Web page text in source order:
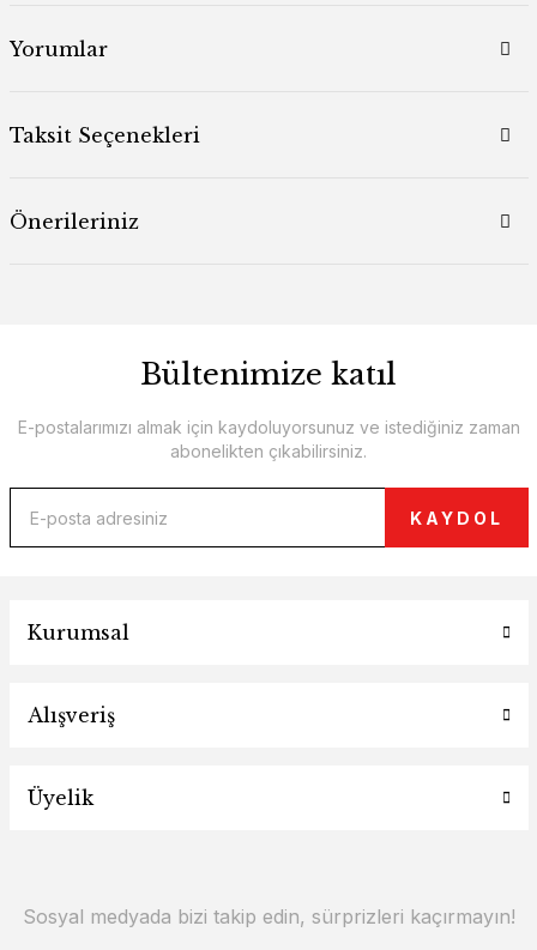
Yorumlar
Taksit Seçenekleri
Önerileriniz
Bültenimize katıl
E-postalarımızı almak için kaydoluyorsunuz ve istediğiniz zaman
abonelikten çıkabilirsiniz.
KAYDOL
Kurumsal
Alışveriş
Üyelik
Sosyal medyada bizi takip edin, sürprizleri kaçırmayın!